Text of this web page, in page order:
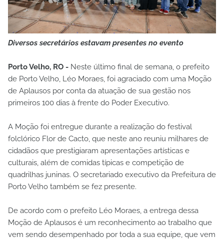
Diversos secretários estavam presentes no evento
Porto Velho, RO - Neste último final de semana, o prefeito
de Porto Velho, Léo Moraes, foi agraciado com uma Moção
de Aplausos por conta da atuação de sua gestão nos
primeiros 100 dias à frente do Poder Executivo.
A Moção foi entregue durante a realização do festival
folclórico Flor de Cacto, que neste ano reuniu milhares de
cidadãos que prestigiaram apresentações artísticas e
culturais, além de comidas típicas e competição de
quadrilhas juninas. O secretariado executivo da Prefeitura de
Porto Velho também se fez presente.
De acordo com o prefeito Léo Moraes, a entrega dessa
Moção de Aplausos é um reconhecimento ao trabalho que
vem sendo desempenhado por toda a sua equipe, que vem